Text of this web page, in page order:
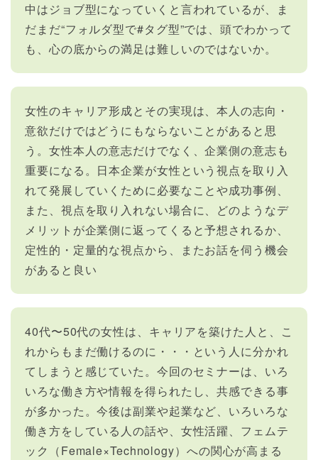
中はジョブ型になっていくと言われているが、ま
だまだ“フォルダ型で#タグ型”では、頭でわかって
も、心の底からの満足は難しいのではないか。
女性のキャリア形成とその実現は、本人の志向・
意欲だけではどうにもならないことがあると思
う。女性本人の意志だけでなく、企業側の意志も
重要になる。日本企業が女性という視点を取り入
れて発展していくために必要なことや成功事例、
また、視点を取り入れない場合に、どのようなデ
メリットが企業側に返ってくると予想されるか、
定性的・定量的な視点から、またお話を伺う機会
があると良い
40代〜50代の女性は、キャリアを築けた人と、こ
れからもまだ働けるのに・・・という人に分かれ
てしまうと感じていた。今回のセミナーは、いろ
いろな働き方や情報を得られたし、共感できる事
が多かった。今後は副業や起業など、いろいろな
働き方をしている人の話や、女性活躍、フェムテ
ック（Female×Technology）への関心が高まる